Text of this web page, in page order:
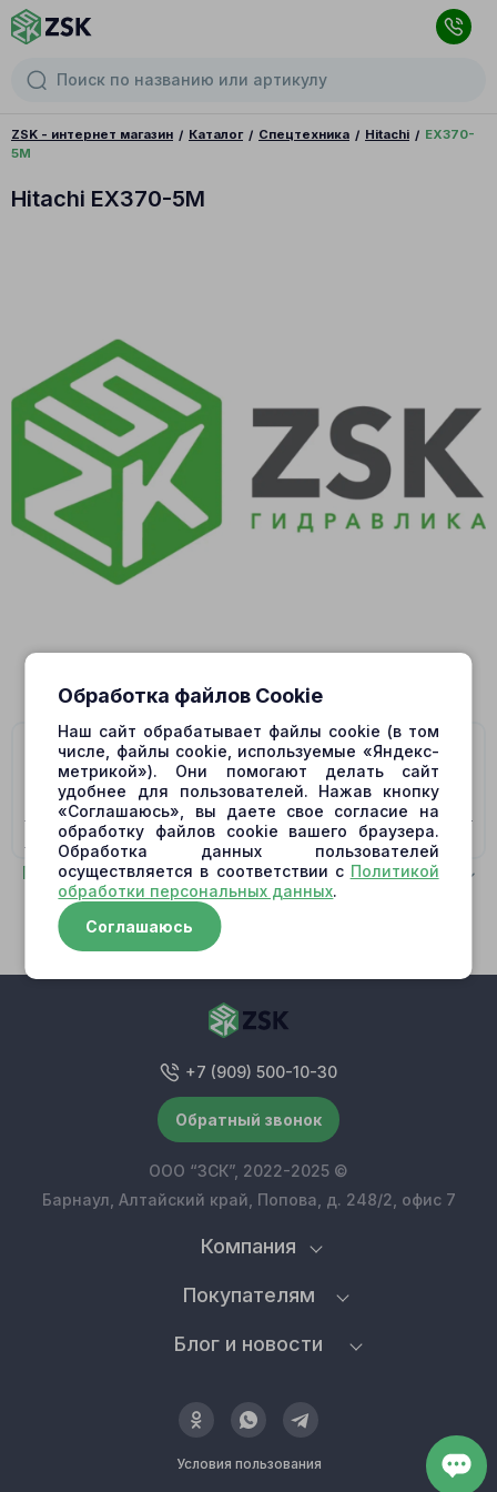
ZSK - интернет магазин Каталог Спецтехника Hitachi
EX370-
5M
Hitachi EX370-5M
На данную модель подходят гидромоторы/
гидронасосы:
9075752 MAIN PUMP,9149125 TRAVEL MOTOR,9166356
MAIN PUMP, 9169054 MAIN PUMP,HMV145 TRAVEL
MOTOR,HPV145 MAIN PUMP
Показать полностью
Условия пользования
Компания
Покупателям
Блог и новости
+7 (909) 500-10-30
Обратный звонок
ООО “ЗСК”, 2022-2025 ©
Барнаул, Алтайский край, Попова, д. 248/2, офис 7
Обработка файлов Cookie
Наш сайт обрабатывает файлы cookie (в том
числе, файлы cookie, используемые «Яндекс-
метрикой»). Они помогают делать сайт
удобнее для пользователей. Нажав кнопку
«Соглашаюсь», вы даете свое согласие на
обработку файлов cookie вашего браузера.
Обработка данных пользователей
осуществляется в соответствии с Политикой
обработки персональных данных.
Соглашаюсь